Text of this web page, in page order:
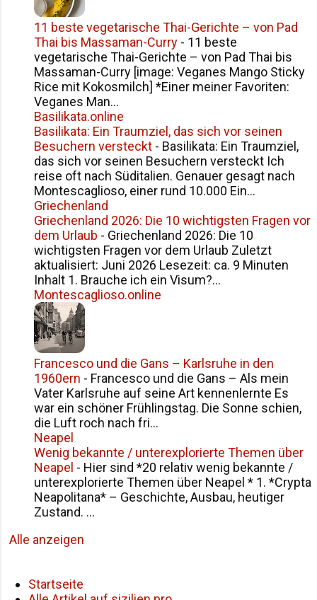
11 beste vegetarische Thai-Gerichte – von Pad
Thai bis Massaman-Curry - 11 beste
vegetarische Thai-Gerichte – von Pad Thai bis
Massaman-Curry [image: Veganes Mango Sticky
Rice mit Kokosmilch] *Einer meiner Favoriten:
Veganes Man...
Basilikata.online
Basilikata: Ein Traumziel, das sich vor seinen
Besuchern versteckt - Basilikata: Ein Traumziel,
das sich vor seinen Besuchern versteckt Ich
reise oft nach Süditalien. Genauer gesagt nach
Montescaglioso, einer rund 10.000 Ein...
Griechenland
Griechenland 2026: Die 10 wichtigsten Fragen vor
dem Urlaub - Griechenland 2026: Die 10
wichtigsten Fragen vor dem Urlaub Zuletzt
aktualisiert: Juni 2026 Lesezeit: ca. 9 Minuten
Inhalt 1. Brauche ich ein Visum?...
Montescaglioso.online
Francesco und die Gans – Karlsruhe in den
1960ern - Francesco und die Gans – Als mein
Vater Karlsruhe auf seine Art kennenlernte Es
war ein schöner Frühlingstag. Die Sonne schien,
die Luft roch nach fri...
Neapel
Wenig bekannte / unterexplorierte Themen über
Neapel - Hier sind *20 relativ wenig bekannte /
unterexplorierte Themen über Neapel * 1. *Crypta
Neapolitana* – Geschichte, Ausbau, heutiger
Zustand. ...
Alle anzeigen
Startseite